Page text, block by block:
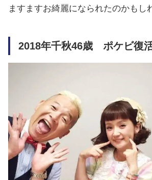
ますますお綺麗になられたのかもし
2018年千秋46歳 ポケビ復活